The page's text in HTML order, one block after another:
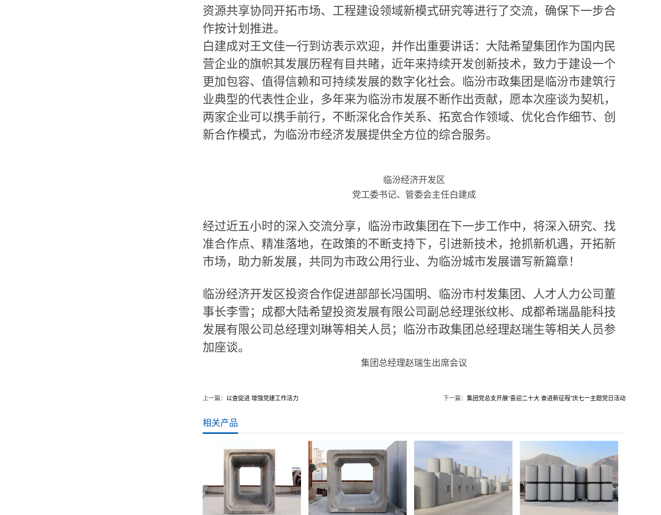
资源共享协同开拓市场、工程建设领域新模式研究等进行了交流，确保下一步合
作按计划推进。
白建成对王文佳一行到访表示欢迎，并作出重要讲话：大陆希望集团作为国内民
营企业的旗帜其发展历程有目共睹，近年来持续开发创新技术，致力于建设一个
更加包容、值得信赖和可持续发展的数字化社会。临汾市政集团是临汾市建筑行
业典型的代表性企业，多年来为临汾市发展不断作出贡献，愿本次座谈为契机，
两家企业可以携手前行，不断深化合作关系、拓宽合作领域、优化合作细节、创
新合作模式，为临汾市经济发展提供全方位的综合服务。
临汾经济开发区
党工委书记、管委会主任白建成
经过近五小时的深入交流分享，临汾市政集团在下一步工作中，将深入研究、找
准合作点、精准落地，在政策的不断支持下，引进新技术，抢抓新机遇，开拓新
市场，助力新发展，共同为市政公用行业、为临汾城市发展谱写新篇章！
临汾经济开发区投资合作促进部部长冯国明、临汾市村发集团、人才人力公司董
事长李雪；成都大陆希望投资发展有限公司副总经理张纹彬、成都希瑞晶能科技
发展有限公司总经理刘琳等相关人员；临汾市政集团总经理赵瑞生等相关人员参
加座谈。
集团总经理赵瑞生出席会议
上一篇： 以查促进 增强党建工作活力 下一篇： 集团党总支开展“喜迎二十大 奋进新征程”庆七一主题党日活动
相关产品